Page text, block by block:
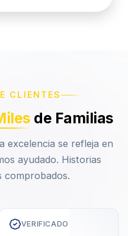
CLIENTES
de Familias
excelencia se refleja en
ayudado. Historias
comprobados.
VERIFICADO